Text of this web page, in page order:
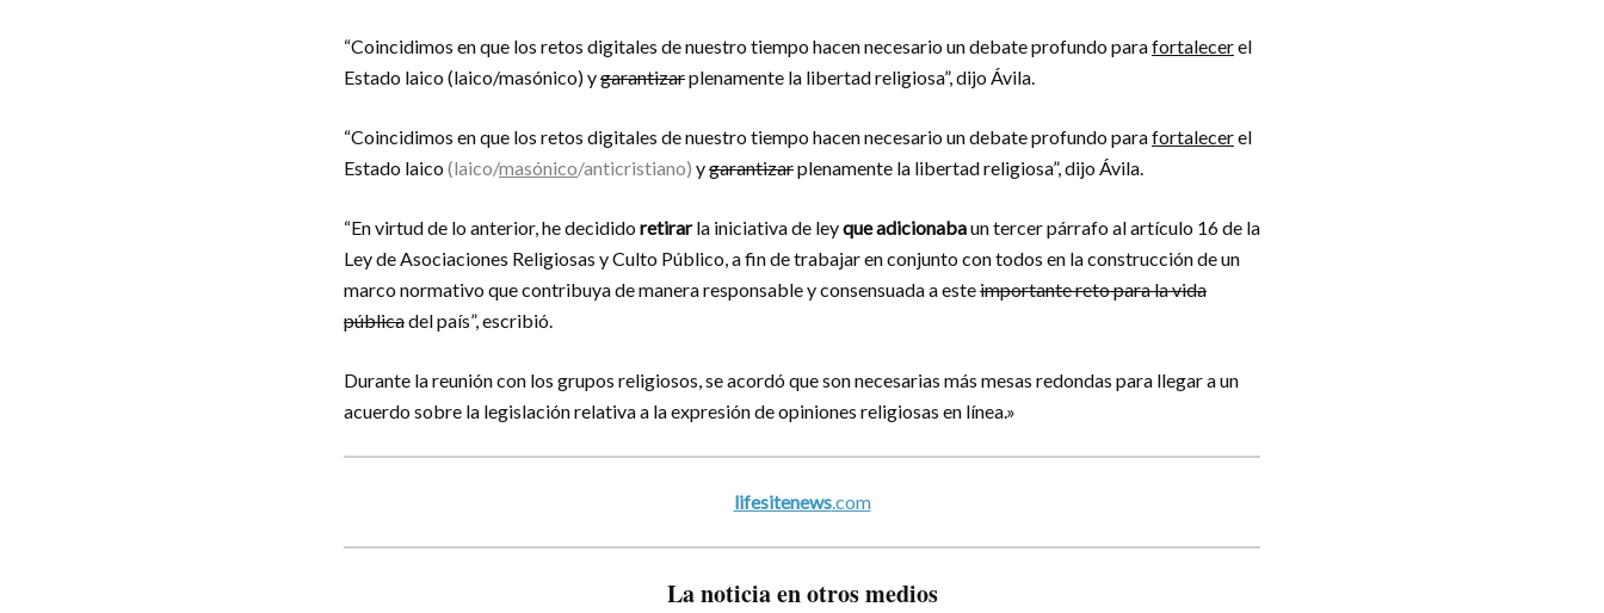
“Coincidimos en que los retos digitales de nuestro tiempo hacen necesario un debate profundo parafortalecerel
Estado laico (laico/masónico) ygarantizarplenamente la libertad religiosa”, dijo Ávila.
“Coincidimos en que los retos digitales de nuestro tiempo hacen necesario un debate profundo parafortalecerel
Estado laico(laico/masónico/anticristiano) ygarantizarplenamente la libertad religiosa”, dijo Ávila.
“En virtud de lo anterior, he decididoretirarla iniciativa de leyque adicionabaun tercer párrafo al artículo 16 de la
Ley de Asociaciones Religiosas y Culto Público, a fin de trabajar en conjunto con todos en la construcción de un
marco normativo que contribuya de manera responsable y consensuada a esteimportante reto para la vida
públicadel país”, escribió.
Durante la reunión con los grupos religiosos, se acordó que son necesarias más mesas redondas para llegar a un
acuerdo sobre la legislación relativa a la expresión de opiniones religiosas en línea.»
lifesitenews.com
La noticia en otros medios